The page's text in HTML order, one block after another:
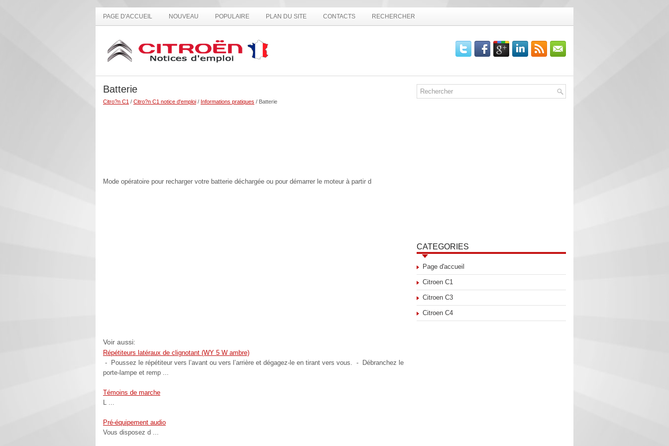
PAGE D'ACCUEIL NOUVEAU POPULAIRE PLAN DU SITE CONTACTS RECHERCHER
Batterie
Citro?n C1 / Citro?n C1 notice d'emploi / Informations pratiques / Batterie
Mode opératoire pour recharger votre batterie déchargée ou pour démarrer le moteur à partir d
Voir aussi:
Répétiteurs latéraux de clignotant (WY 5 W ambre)
- Poussez le répétiteur vers l’avant ou vers l’arrière et dégagez-le en tirant vers vous. - Débranchez le
porte-lampe et remp ...
Témoins de marche
L ...
Pré-équipement audio
Vous disposez d ...
CATEGORIES
Page d'accueil
Citroen C1
Citroen C3
Citroen C4